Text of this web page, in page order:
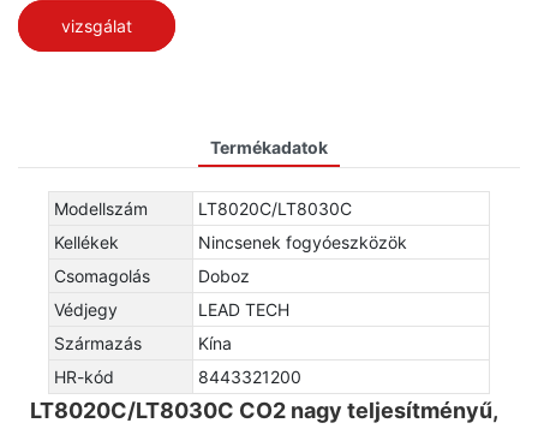
vizsgálat
Termékadatok
Modellszám
LT8020C/LT8030C
Kellékek
Nincsenek fogyóeszközök
Csomagolás
Doboz
Védjegy
LEAD TECH
Származás
Kína
HR-kód
8443321200
LT8020C/LT8030C CO2 nagy teljesítményű,